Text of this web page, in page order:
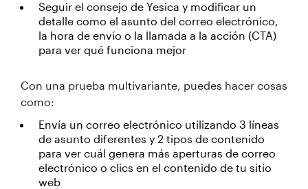
Seguir el consejo de Yesica y modificar un
detalle como el asunto del correo electrónico,
la hora de envío o la llamada a la acción (CTA)
para ver qué funciona mejor
Con una prueba multivariante, puedes hacer cosas
como:
Envía un correo electrónico utilizando 3 líneas
de asunto diferentes y 2 tipos de contenido
para ver cuál genera más aperturas de correo
electrónico o clics en el contenido de tu sitio
web